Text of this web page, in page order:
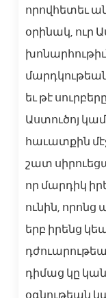
որովհետեւ
օրինակ, ուր
մարդկութեան
եւ թէ
Աստուծոյ
հաւատքին
շատ
որ մարդիկ
ունին, որոնց
երբ իրենց
դիմաց կը
օգնութեան